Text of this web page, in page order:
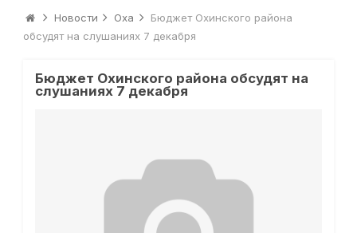
Новости Оха
Бюджет Охинского района
обсудят на слушаниях 7 декабря
Бюджет Охинского района обсудят на
слушаниях 7 декабря